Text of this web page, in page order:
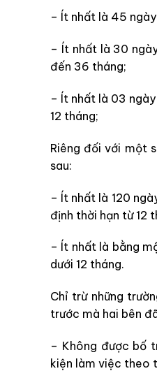
– Ít nhất là 45
– Ít nhất là 30
đến 36 tháng;
– Ít nhất là 03
12 tháng;
Riêng đối với một
sau:
– Ít nhất là 120
định thời hạn từ 12
– Ít nhất là bằng
dưới 12 tháng.
Chỉ trừ những
trước mà hai bên
– Không được bố
kiện làm việc theo